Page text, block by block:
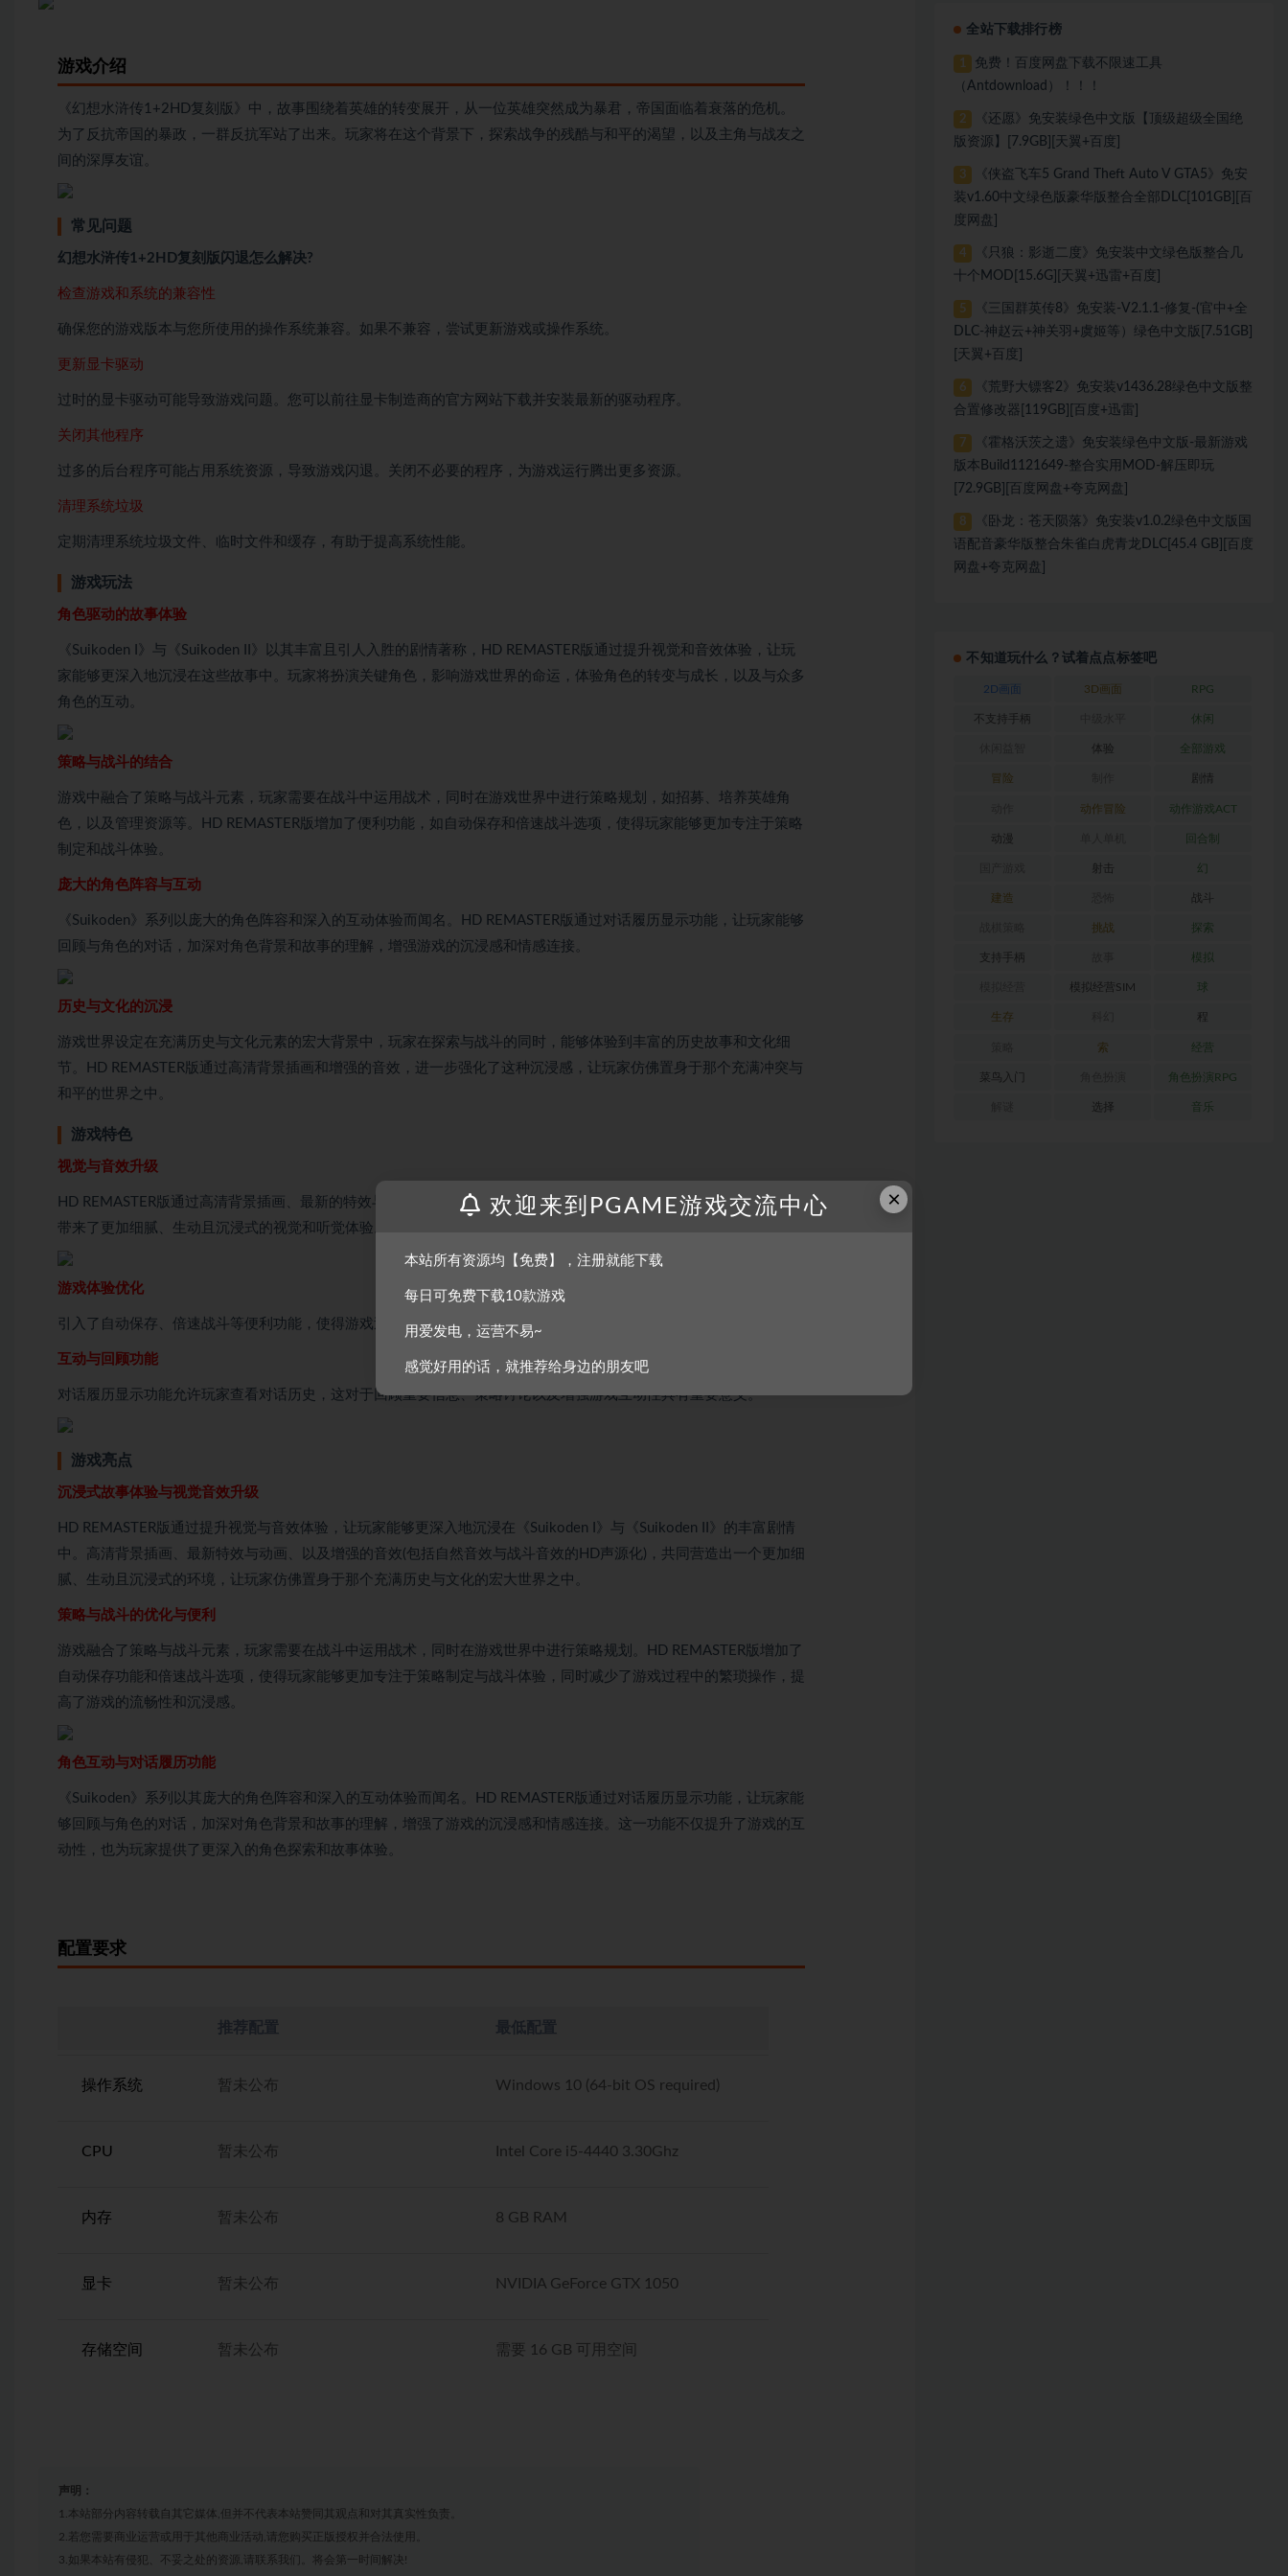
游戏介绍
《幻想水浒传1+2HD复刻版》中，故事围绕着英雄的转变展开，从一位英雄突然成为暴君，帝国面临着衰落的危机。
为了反抗帝国的暴政，一群反抗军站了出来。玩家将在这个背景下，探索战争的残酷与和平的渴望，以及主角与战友之
间的深厚友谊。
常见问题
幻想水浒传1+2HD复刻版闪退怎么解决?
检查游戏和系统的兼容性
确保您的游戏版本与您所使用的操作系统兼容。如果不兼容，尝试更新游戏或操作系统。
更新显卡驱动
过时的显卡驱动可能导致游戏问题。您可以前往显卡制造商的官方网站下载并安装最新的驱动程序。
关闭其他程序
过多的后台程序可能占用系统资源，导致游戏闪退。关闭不必要的程序，为游戏运行腾出更多资源。
清理系统垃圾
定期清理系统垃圾文件、临时文件和缓存，有助于提高系统性能。
游戏玩法
角色驱动的故事体验
《Suikoden I》与《Suikoden II》以其丰富且引人入胜的剧情著称，HD REMASTER版通过提升视觉和音效体验，让玩
家能够更深入地沉浸在这些故事中。玩家将扮演关键角色，影响游戏世界的命运，体验角色的转变与成长，以及与众多
角色的互动。
策略与战斗的结合
游戏中融合了策略与战斗元素，玩家需要在战斗中运用战术，同时在游戏世界中进行策略规划，如招募、培养英雄角
色，以及管理资源等。HD REMASTER版增加了便利功能，如自动保存和倍速战斗选项，使得玩家能够更加专注于策略
制定和战斗体验。
庞大的角色阵容与互动
《Suikoden》系列以庞大的角色阵容和深入的互动体验而闻名。HD REMASTER版通过对话履历显示功能，让玩家能够
回顾与角色的对话，加深对角色背景和故事的理解，增强游戏的沉浸感和情感连接。
历史与文化的沉浸
游戏世界设定在充满历史与文化元素的宏大背景中，玩家在探索与战斗的同时，能够体验到丰富的历史故事和文化细
节。HD REMASTER版通过高清背景插画和增强的音效，进一步强化了这种沉浸感，让玩家仿佛置身于那个充满冲突与
和平的世界之中。
游戏特色
视觉与音效升级
HD REMASTER版通过高清背景插画、最新的特效与点绘动画，以及增强的音效(包括水声、风声和战斗音效)，为玩家
带来了更加细腻、生动且沉浸式的视觉和听觉体验。
游戏体验优化
引入了自动保存、倍速战斗等便利功能，使得游戏过程更加流畅，方便玩家在回顾或加快游戏进度时节省时间。
互动与回顾功能
对话履历显示功能允许玩家查看对话历史，这对于回顾重要信息、策略讨论以及增强游戏互动性具有重要意义。
游戏亮点
沉浸式故事体验与视觉音效升级
HD REMASTER版通过提升视觉与音效体验，让玩家能够更深入地沉浸在《Suikoden I》与《Suikoden II》的丰富剧情
中。高清背景插画、最新特效与动画、以及增强的音效(包括自然音效与战斗音效的HD声源化)，共同营造出一个更加细
腻、生动且沉浸式的环境，让玩家仿佛置身于那个充满历史与文化的宏大世界之中。
策略与战斗的优化与便利
游戏融合了策略与战斗元素，玩家需要在战斗中运用战术，同时在游戏世界中进行策略规划。HD REMASTER版增加了
自动保存功能和倍速战斗选项，使得玩家能够更加专注于策略制定与战斗体验，同时减少了游戏过程中的繁琐操作，提
高了游戏的流畅性和沉浸感。
角色互动与对话履历功能
《Suikoden》系列以其庞大的角色阵容和深入的互动体验而闻名。HD REMASTER版通过对话履历显示功能，让玩家能
够回顾与角色的对话，加深对角色背景和故事的理解，增强了游戏的沉浸感和情感连接。这一功能不仅提升了游戏的互
动性，也为玩家提供了更深入的角色探索和故事体验。
配置要求
操作系统
CPU
内存
显卡
存储空间
推荐配置
暂未公布
暂未公布
暂未公布
暂未公布
暂未公布
最低配置
Windows 10 (64-bit OS required)
Intel Core i5-4440 3.30Ghz
8 GB RAM
NVIDIA GeForce GTX 1050
需要 16 GB 可用空间
声明：
1.本站部分内容转载自其它媒体,但并不代表本站赞同其观点和对其真实性负责。
2.若您需要商业运营或用于其他商业活动,请您购买正版授权并合法使用。
3.如果本站有侵犯、不妥之处的资源,请联系我们。将会第一时间解决!
全站下载排行榜
1
免费！百度网盘下载不限速工具
（Antdownload）！！！
2
《还愿》免安装绿色中文版【顶级超级全国绝
版资源】[7.9GB][天翼+百度]
3
《侠盗飞车5 Grand Theft Auto V GTA5》免安
装v1.60中文绿色版豪华版整合全部DLC[101GB][百
度网盘]
4
《只狼：影逝二度》免安装中文绿色版整合几
十个MOD[15.6G][天翼+迅雷+百度]
5
《三国群英传8》免安装-V2.1.1-修复-(官中+全
DLC-神赵云+神关羽+虞姬等）绿色中文版[7.51GB]
[天翼+百度]
6
《荒野大镖客2》免安装v1436.28绿色中文版整
合置修改器[119GB][百度+迅雷]
7
《霍格沃茨之遗》免安装绿色中文版-最新游戏
版本Build1121649-整合实用MOD-解压即玩
[72.9GB][百度网盘+夸克网盘]
8
《卧龙：苍天陨落》免安装v1.0.2绿色中文版国
语配音豪华版整合朱雀白虎青龙DLC[45.4 GB][百度
网盘+夸克网盘]
不知道玩什么？试着点点标签吧
2D画面 3D画面 RPG
不支持手柄 休闲
体验 全部游戏
冒险 剧情
动作冒险 动作游戏ACT
动漫 回合制
射击 幻
建造 战斗
挑战 探索
支持手柄 模拟
模拟经营SIM 球
生存 程
索 经营
菜鸟入门 角色扮演RPG
选择 音乐
×
欢迎来到PGAME游戏交流中心
本站所有资源均【免费】，注册就能下载
每日可免费下载10款游戏
用爱发电，运营不易~
感觉好用的话，就推荐给身边的朋友吧